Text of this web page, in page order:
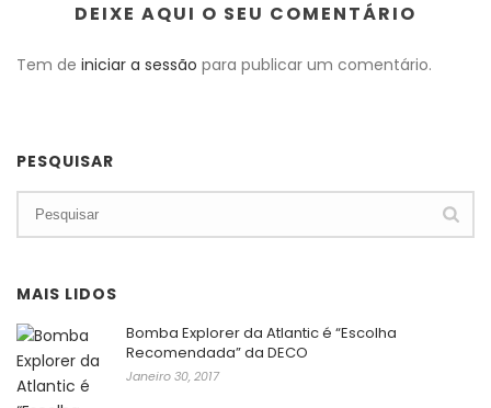
DEIXE AQUI O SEU COMENTÁRIO
Tem de iniciar a sessão para publicar um comentário.
PESQUISAR
MAIS LIDOS
Bomba Explorer da Atlantic é “Escolha
Recomendada” da DECO
Janeiro 30, 2017